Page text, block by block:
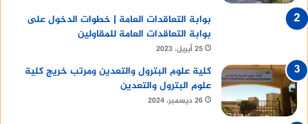
بوابة التعاقدات العامة | خطوات الدخول على
بوابة التعاقدات العامة للمقاولين
25 أبريل، 2023
كلية علوم البترول والتعدين ومرتب خريج كلية
علوم البترول والتعدين
26 ديسمبر، 2024